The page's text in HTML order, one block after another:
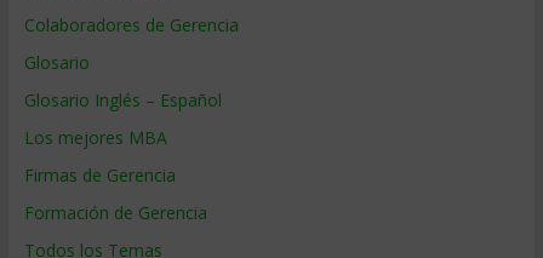
Colaboradores de Gerencia
Glosario
Glosario Inglés – Español
Los mejores MBA
Firmas de Gerencia
Formación de Gerencia
Todos los Temas